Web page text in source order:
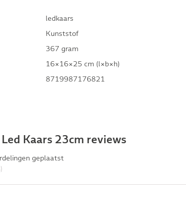
ledkaars
Kunststof
367 gram
16×16×25 cm (l×b×h)
8719987176821
Kaars 23cm reviews
geplaatst